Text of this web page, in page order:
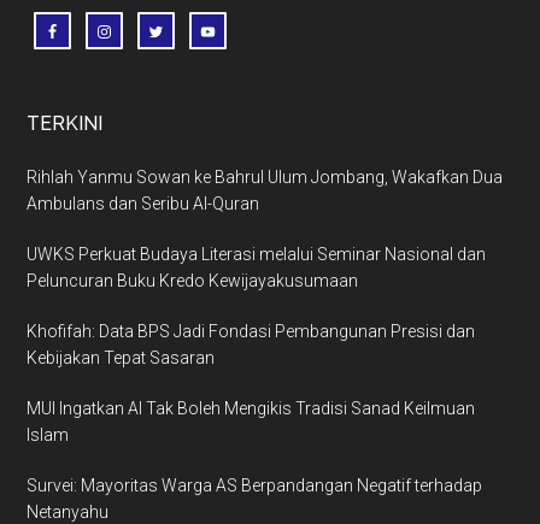
TERKINI
Rihlah Yanmu Sowan ke Bahrul Ulum Jombang, Wakafkan Dua
Ambulans dan Seribu Al-Quran
UWKS Perkuat Budaya Literasi melalui Seminar Nasional dan
Peluncuran Buku Kredo Kewijayakusumaan
Khofifah: Data BPS Jadi Fondasi Pembangunan Presisi dan
Kebijakan Tepat Sasaran
MUI Ingatkan AI Tak Boleh Mengikis Tradisi Sanad Keilmuan
Islam
Survei: Mayoritas Warga AS Berpandangan Negatif terhadap
Netanyahu